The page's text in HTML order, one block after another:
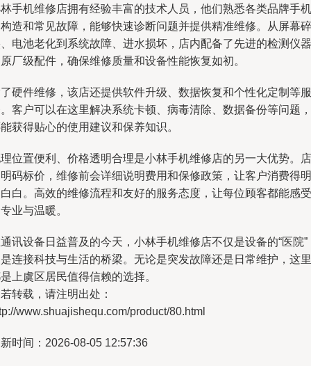
手机维修店拥有经验丰富的技术人员，他们熟悉各类品牌手机
造和常见故障，能够快速诊断问题并提供精准维修。从屏幕碎
电池老化到系统故障、进水损坏，店内配备了先进的检测仪器
厂级配件，确保维修质量和设备性能恢复如初。
硬件维修，该店还提供软件升级、数据恢复和个性化定制等服
客户可以在这里解决系统卡顿、病毒清除、数据备份等问题，
获得贴心的使用建议和保养知识。
位置便利、价格透明合理是小林手机维修店的另一大优势。店
码标价，维修前会详细说明费用和保修政策，让客户消费得明
白。高效的维修流程和友好的服务态度，让每位顾客都能感受
业与温暖。
讯设备日益普及的今天，小林手机维修店不仅是设备的“医院”
连接科技与生活的桥梁。无论是突发故障还是日常维护，这里
上虞区居民值得信赖的选择。
转载，请注明出处：
www.shuajishequ.com/product/80.html
时间：2026-08-05 12:57:36